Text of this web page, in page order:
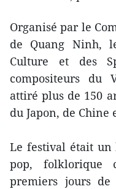
Organisé par le
de Quang Ninh,
Culture et des
compositeurs du
attiré plus de 150
du Japon, de
Le festival était un
pop, folklorique
premiers jours